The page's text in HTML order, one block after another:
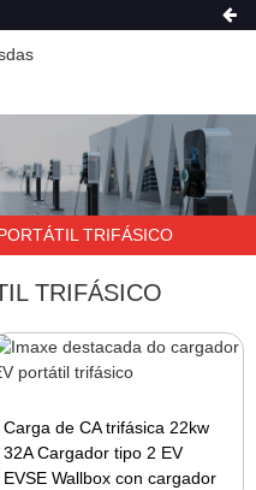
TRIFÁSICO
TRIFÁSICO
Carga de CA trifásica 22kw
32A Cargador tipo 2 EV
EVSE Wallbox con cargador